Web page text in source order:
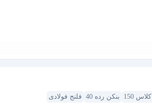
کلاس 150 بنکن رده 40 فلنج فولادی